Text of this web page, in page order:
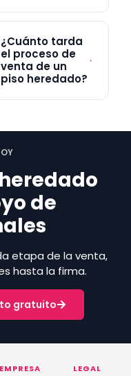
¿Cuánto tarda
el proceso de
venta de un
piso heredado?
de
etapa de la venta,
hasta la firma.
gratuito
EMPRESA LEGAL